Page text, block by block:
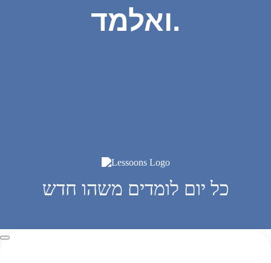
ואלמד.
כל יום לומדים משהו חדש